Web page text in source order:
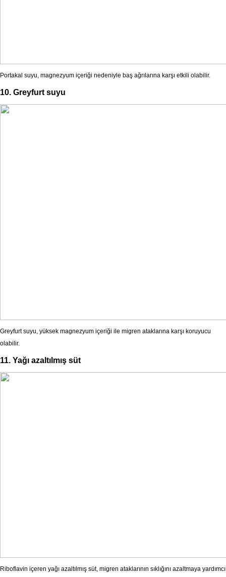
Portakal suyu, magnezyum içeriği nedeniyle baş ağrılarına karşı etkili olabilir.
10. Greyfurt suyu
Greyfurt suyu, yüksek magnezyum içeriği ile migren ataklarına karşı koruyucu
olabilir.
11. Yağı azaltılmış süt
Riboflavin içeren yağı azaltılmış süt, migren ataklarının sıklığını azaltmaya yardımcı